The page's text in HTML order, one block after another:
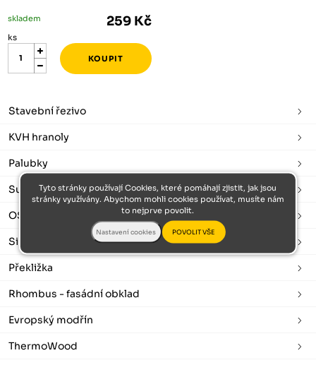
skladem 259 Kč
ks
Stavební řezivo
KVH hranoly
Palubky
Sušené a hoblované
OSB desky
Sibiřský modřín
Překližka
Rhombus - fasádní obklad
Evropský modřín
ThermoWood
Tyto stránky používají Cookies, které pomáhají zjistit, jak jsou
stránky využívány. Abychom mohli cookies používat, musíte nám
to nejprve povolit.